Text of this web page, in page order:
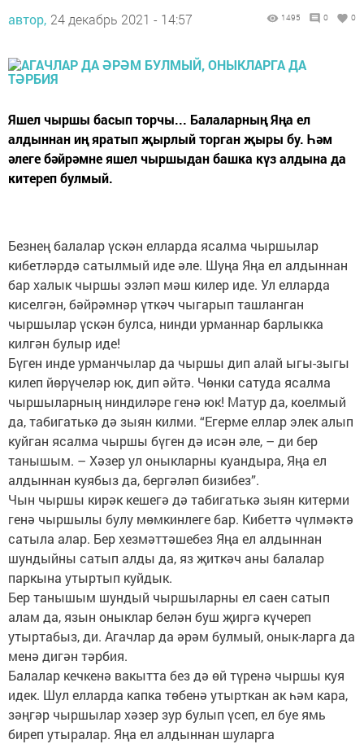
автор, 24 декабрь 2021 - 14:57 1495 0 0
Яшел чыршы басып торчы... Балаларның Яңа ел
алдыннан иң яратып җырлый торган җыры бу. Һәм
әлеге бәйрәмне яшел чыршыдан башка күз алдына да
китереп булмый.
Безнең балалар үскән елларда ясалма чыршылар
кибетләрдә сатылмый иде әле. Шуңа Яңа ел алдыннан
бар халык чыршы эзләп мәш килер иде. Ул елларда
киселгән, бәйрәмнәр үткәч чыгарып ташланган
чыршылар үскән булса, нинди урманнар барлыкка
килгән булыр иде!
Бүген инде урманчылар да чыршы дип алай ыгы-зыгы
килеп йөрүчеләр юк, дип әйтә. Чөнки сатуда ясалма
чыршыларның ниндиләре генә юк! Матур да, коелмый
да, табигатькә дә зыян килми. “Егерме еллар элек алып
куйган ясалма чыршы бүген дә исән әле, – ди бер
танышым. – Хәзер ул оныкларны куандыра, Яңа ел
алдыннан куябыз да, бергәләп бизибез”.
Чын чыршы кирәк кешегә дә табигатькә зыян китерми
генә чыршылы булу мөмкинлеге бар. Кибеттә чүлмәктә
сатыла алар. Бер хезмәттәшебез Яңа ел алдыннан
шундыйны сатып алды да, яз җиткәч аны балалар
паркына утыртып куйдык.
Бер танышым шундый чыршыларны ел саен сатып
алам да, язын оныклар белән буш җиргә күчереп
утыртабыз, ди. Агачлар да әрәм булмый, онык-ларга да
менә дигән тәрбия.
Балалар кечкенә вакытта без дә өй түренә чыршы куя
идек. Шул елларда капка төбенә утырткан ак һәм кара,
зәңгәр чыршылар хәзер зур булып үсеп, ел буе ямь
биреп утыралар. Яңа ел алдыннан шуларга